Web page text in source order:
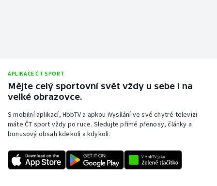
APLIKACE ČT SPORT
Mějte celý sportovní svět vždy u sebe i na
velké obrazovce.
S mobilní aplikací, HbbTV a apkou iVysílání ve své chytré televizi
máte ČT sport vždy po ruce. Sledujte přímé přenosy, články a
bonusový obsah kdekoli a kdykoli.